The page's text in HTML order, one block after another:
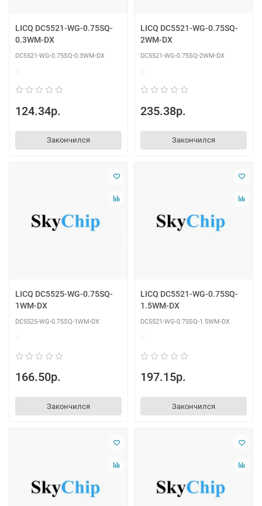
LICQ DC5521-WG-0.75SQ-
0.3WM-DX
DC5521-WG-0.75SQ-0.3WM-DX
124.34р.
Закончился
LICQ DC5521-WG-0.75SQ-
2WM-DX
DC5521-WG-0.75SQ-2WM-DX
235.38р.
Закончился
LICQ DC5525-WG-0.75SQ-
1WM-DX
DC5525-WG-0.75SQ-1WM-DX
166.50р.
Закончился
LICQ DC5521-WG-0.75SQ-
1.5WM-DX
DC5521-WG-0.75SQ-1.5WM-DX
197.15р.
Закончился